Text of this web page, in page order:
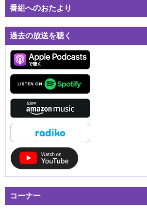
番組へのおたより
過去の放送を聴く
コーナー